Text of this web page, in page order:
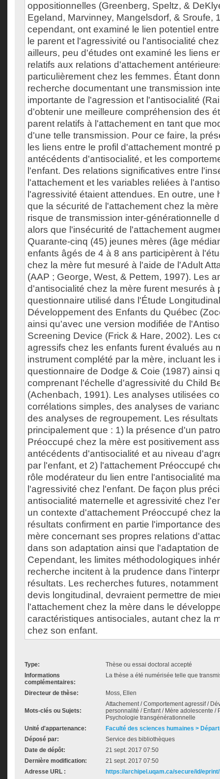
oppositionnelles (Greenberg, Speltz, &
Egeland, Marvinney, Mangelsdorf, & Sroufe,
cependant, ont examiné le lien potentiel
le parent et l'agressivité ou l'antisocialité
ailleurs, peu d'études ont examiné les liens
relatifs aux relations d'attachement
particulièrement chez les femmes. Étant
recherche documentant une transmission
importante de l'agression et l'antisocialité
d'obtenir une meilleure compréhension des
parent relatifs à l'attachement en tant que
d'une telle transmission. Pour ce faire, la
les liens entre le profil d'attachement montré
antécédents d'antisocialité, et les
l'enfant. Des relations significatives entre
l'attachement et les variables reliées à
l'agressivité étaient attendues. En outre, une
que la sécurité de l'attachement chez la
risque de transmission inter-générationnelle
alors que l'insécurité de l'attachement
Quarante-cinq (45) jeunes mères (âge
enfants âgés de 4 à 8 ans participèrent à
chez la mère fut mesuré à l'aide de l'Adult
(AAP ; George, West, & Pettem, 1997). Les
d'antisocialité chez la mère furent mesurés à
questionnaire utilisé dans l'Étude
Développement des Enfants du Québec
ainsi qu'avec une version modifiée de
Screening Device (Frick & Hare, 2002). Les
agressifs chez les enfants furent évalués au
instrument complété par la mère, incluant les
questionnaire de Dodge & Coie (1987) ainsi
comprenant l'échelle d'agressivité du Child
(Achenbach, 1991). Les analyses utilisées
corrélations simples, des analyses de
des analyses de regroupement. Les
principalement que : 1) la présence d'un
Préoccupé chez la mère est positivement
antécédents d'antisocialité et au niveau
par l'enfant, et 2) l'attachement Préoccupé
rôle modérateur du lien entre l'antisocialité
l'agressivité chez l'enfant. De façon plus
antisocialité maternelle et agressivité chez
un contexte d'attachement Préoccupé chez
résultats confirment en partie l'importance
mère concernant ses propres relations
dans son adaptation ainsi que l'adaptation
Cependant, les limites méthodologiques
recherche incitent à la prudence dans
résultats. Les recherches futures,
devis longitudinal, devraient permettre de
l'attachement chez la mère dans le
caractéristiques antisociales, autant chez la
chez son enfant.
Type:
Thèse ou essai doctoral accepté
Informations
complémentaires:
La thèse a été numérisée telle que
Directeur de thèse: Moss, Ellen
Mots-clés ou Sujets:
Attachement / Comportement agressif /
personnalité / Enfant / Mère adolescente /
Psychologie transgénérationnelle
Unité d'appartenance:
Faculté des sciences humaines >
Déposé par:
Service des bibliothèques
Date de dépôt:
21 sept. 2017 07:50
Dernière modification:
21 sept. 2017 07:50
Adresse URL :
https://archipel.uqam.ca/secure/id/